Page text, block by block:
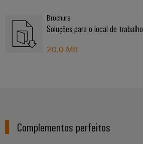
Brochura
Soluções para o local de trabalho
20,0 MB
Complementos perfeitos